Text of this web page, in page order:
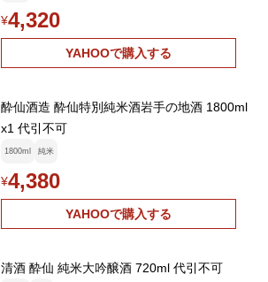
¥4,320
YAHOOで購入する
酔仙酒造 酔仙特別純米酒岩手の地酒 1800ml
x1 代引不可
1800ml 純米
¥4,380
YAHOOで購入する
清酒 酔仙 純米大吟醸酒 720ml 代引不可